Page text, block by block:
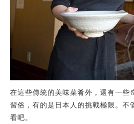
在這些傳統的美味菜肴外，還有一
習俗，有的是日本人的挑戰極限。
看吧。